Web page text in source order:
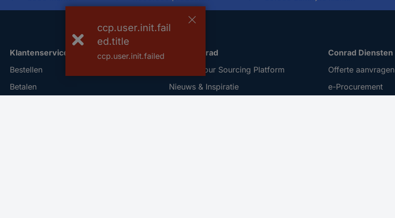
Klantenservice
Bestellen
Betalen
Over Conrad
Conrad Your Sourcing Platform
Nieuws & Inspiratie
Conrad Diensten
Offerte aanvragen
e-Procurement
ccp.user.init.fail
ed.title
ccp.user.init.failed